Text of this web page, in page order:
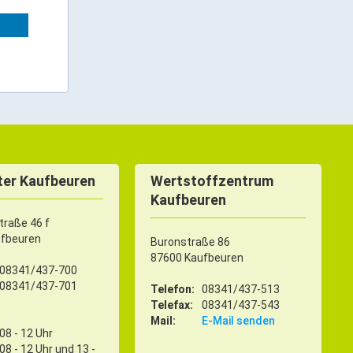
Kaufbeuren
46 f
08341/437-700
08341/437-701
08 - 12 Uhr
08 - 12 Uhr und 13 -
Wertstoffzentrum
Kaufbeuren
Buronstraße 86
87600 Kaufbeuren
Telefon:
08341/437-513
Telefax:
08341/437-543
Mail:
E-Mail senden